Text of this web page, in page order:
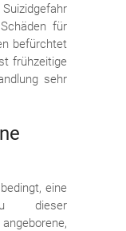
für
befürchtet
frühzeitige
sehr
eine
dieser